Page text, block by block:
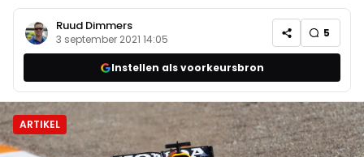
Ruud Dimmers
3 september 2021 14:05 5
Instellen als voorkeursbron
ARTIKEL